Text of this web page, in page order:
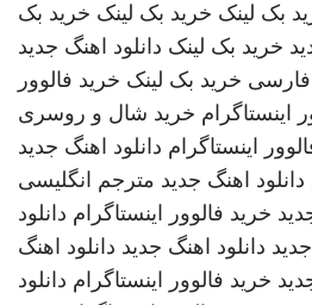
بک لینک خرید بک لینک خرید بک
خرید بک لینک دانلود اهنگ جدید
فارسی خرید بک لینک خرید فالوور
اینستاگرام خرید شال و روسری
اینستاگرام دانلود اهنگ جدید
دانلود اهنگ جدید مترجم انگلیسی
خرید فالوور اینستاگرام دانلود
دانلود اهنگ جدید دانلود اهنگ
خرید فالوور اینستاگرام دانلود